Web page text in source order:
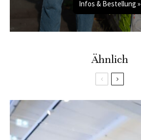
Infos & Bestellung »
Ähnlich